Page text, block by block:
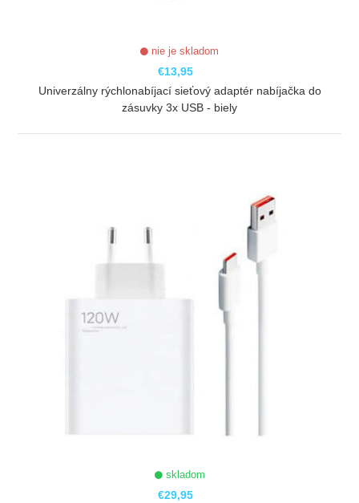
nie je skladom
€13,95
Univerzálny rýchlonabíjací sieťový adaptér nabíjačka do
zásuvky 3x USB - biely
skladom
€29,95